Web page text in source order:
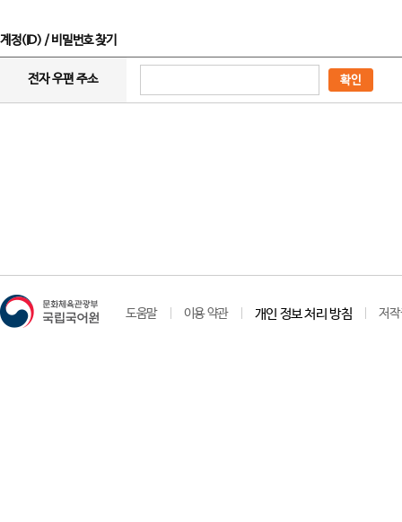
계정(ID) / 비밀번호 찾기
전자 우편 주소 확인
도움말 이용 약관 개인 정보 처리 방침 저